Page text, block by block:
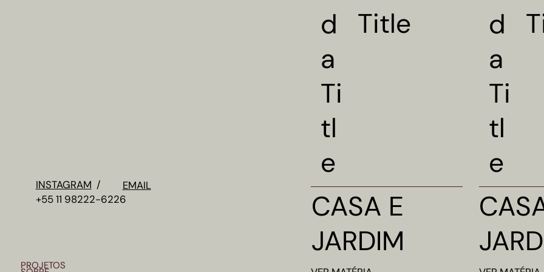
d
a
Ti
tl
e
Title
CASA E
JARDIM
d
a
Ti
tl
e
PROJETOS
INSTAGRAM /
EMAIL
+55 11 98222-6226